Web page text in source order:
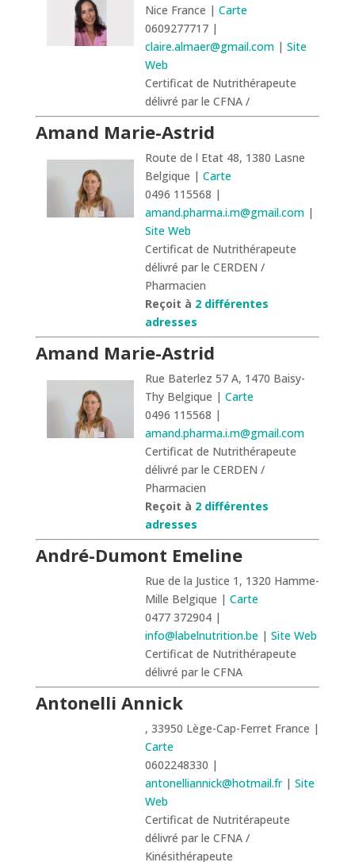
Nice France | Carte
0609277717 |
claire.almaer@gmail.com| Site
Web
Certificat de Nutrithérapeute
délivré par le CFNA /
Amand Marie-Astrid
Route de l Etat 48, 1380 Lasne
Belgique | Carte
0496 115568 |
amand.pharma.i.m@gmail.com|
Site Web
Certificat de Nutrithérapeute
délivré par le CERDEN /
Pharmacien
Reçoit à 2 différentes
adresses
Amand Marie-Astrid
Rue Baterlez 57 A, 1470 Baisy-
Thy Belgique | Carte
0496 115568 |
amand.pharma.i.m@gmail.com
Certificat de Nutrithérapeute
délivré par le CERDEN /
Pharmacien
Reçoit à 2 différentes
adresses
André-Dumont Emeline
Rue de la Justice 1, 1320 Hamme-
Mille Belgique | Carte
0477 372904 |
info@labelnutrition.be| Site Web
Certificat de Nutrithérapeute
délivré par le CFNA
Antonelli Annick
, 33950 Lège-Cap-Ferret France |
Carte
0602248330 |
antonelliannick@hotmail.fr| Site
Web
Certificat de Nutritérapeute
délivré par le CFNA /
Kinésithérapeute